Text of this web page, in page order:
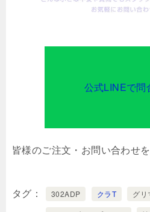
公式LINEで問
皆様のご注文・お問い合わせ
タグ 302ADP クラT グリ